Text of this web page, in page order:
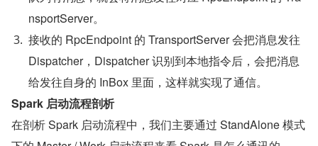
nsportServer。
接收的 RpcEndpoint 的 TransportServer 会把消息发往
Dispatcher，Dispatcher 识别到本地指令后，会把消息
给发往自身的 InBox 里面，这样就实现了通信。
Spark 启动流程剖析
在剖析 Spark 启动流程中，我们主要通过 StandAlone 模式